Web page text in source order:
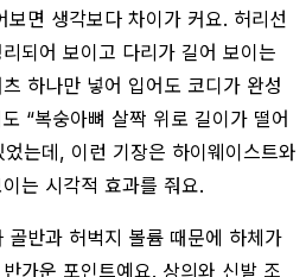
보면 생각보다 차이가 커요. 허리선
되어 보이고 다리가 길어 보이는
하나만 넣어 입어도 코디가 완성
“복숭아뼈 살짝 위로 길이가 떨어
는데, 이런 기장은 하이웨이스트와
는 시각적 효과를 줘요.
반과 허벅지 볼륨 때문에 하체가
가운 포인트예요. 상의와 신발 조